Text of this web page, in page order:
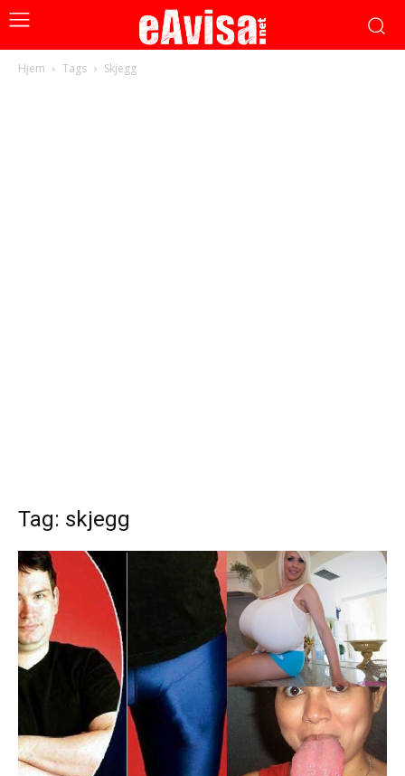
Hjem Tags Skjegg
Tag: skjegg